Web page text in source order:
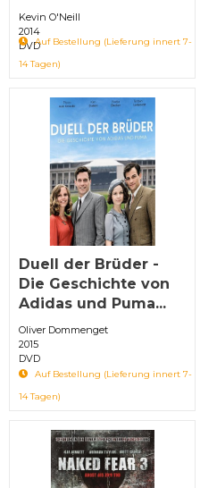
Kevin O'Neill
2014
DVDAuf Bestellung (Lieferung innert 7-
14 Tagen)
Duell der Brüder -
Die Geschichte von
Adidas und Puma...
Oliver Dommenget
2015
DVD
Auf Bestellung (Lieferung innert 7-
14 Tagen)